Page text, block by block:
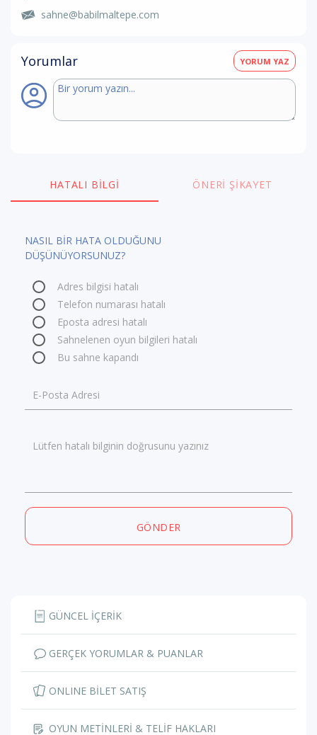
sahne@babilmaltepe.com
Yorumlar YORUM YAZ
HATALI BILGI ÖNERI ŞIKAYET
NASIL BİR HATA OLDUĞUNU
DÜŞÜNÜYORSUNUZ?
Adres bilgisi hatalı
Telefon numarası hatalı
Eposta adresi hatalı
Sahnelenen oyun bilgileri hatalı
Bu sahne kapandı
E-Posta Adresi
Lütfen hatalı bilginin doğrusunu yazınız
GÖNDER
GÜNCEL İÇERİK
GERÇEK YORUMLAR & PUANLAR
ONLINE BİLET SATIŞ
OYUN METİNLERİ & TELİF HAKLARI